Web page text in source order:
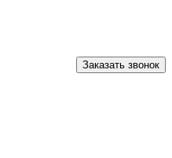
Заказать звонок